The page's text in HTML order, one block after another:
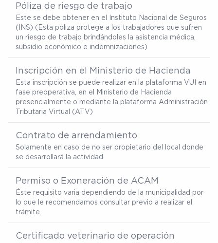
Póliza de riesgo de trabajo
Este se debe obtener en el Instituto Nacional de Seguros
(INS) (Esta póliza protege a los trabajadores que sufren
un riesgo de trabajo brindándoles la asistencia médica,
subsidio económico e indemnizaciones)
Inscripción en el Ministerio de Hacienda
Esta inscripción se puede realizar en la plataforma VUI en
fase preoperativa, en el Ministerio de Hacienda
presencialmente o mediante la plataforma Administración
Tributaria Virtual (ATV)
Contrato de arrendamiento
Solamente en caso de no ser propietario del local donde
se desarrollará la actividad.
Permiso o Exoneración de ACAM
Éste requisito varia dependiendo de la municipalidad por
lo que le recomendamos consultar previo a realizar el
trámite.
Certificado veterinario de operación